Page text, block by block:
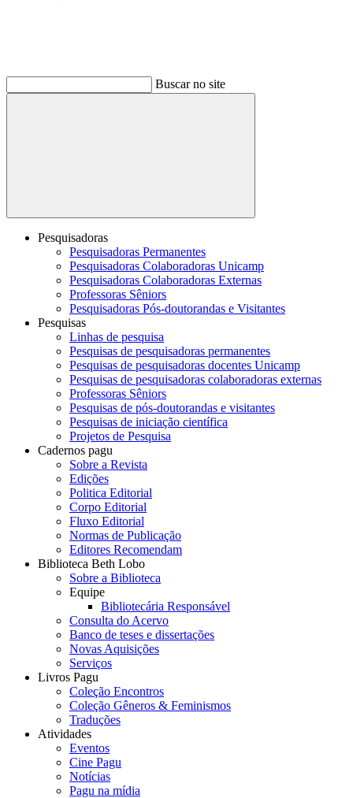
Buscar no site
Buscar
Pesquisadoras
Pesquisadoras Permanentes
Pesquisadoras Colaboradoras Unicamp
Pesquisadoras Colaboradoras Externas
Professoras Sêniors
Pesquisadoras Pós-doutorandas e Visitantes
Pesquisas
Linhas de pesquisa
Pesquisas de pesquisadoras permanentes
Pesquisas de pesquisadoras docentes Unicamp
Pesquisas de pesquisadoras colaboradoras externas
Professoras Sêniors
Pesquisas de pós-doutorandas e visitantes
Pesquisas de iniciação científica
Projetos de Pesquisa
Cadernos pagu
Sobre a Revista
Edições
Politica Editorial
Corpo Editorial
Fluxo Editorial
Normas de Publicação
Editores Recomendam
Biblioteca Beth Lobo
Sobre a Biblioteca
Equipe
Bibliotecária Responsável
Consulta do Acervo
Banco de teses e dissertações
Novas Aquisições
Serviços
Livros Pagu
Coleção Encontros
Coleção Gêneros & Feminismos
Traduções
Atividades
Eventos
Cine Pagu
Notícias
Pagu na mídia